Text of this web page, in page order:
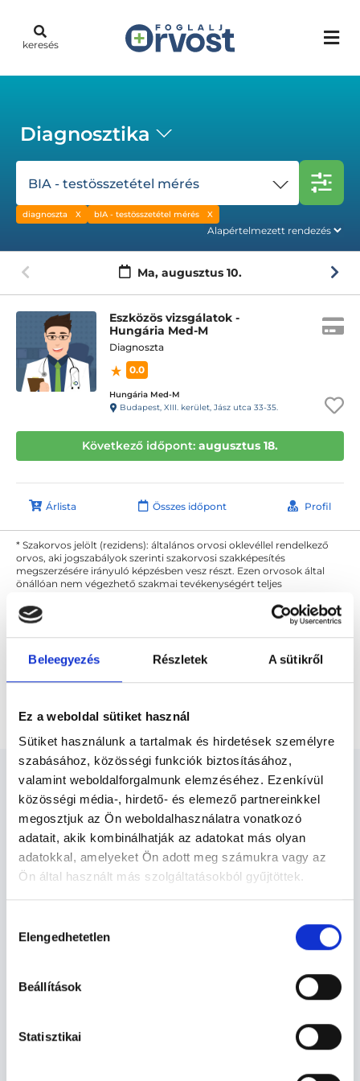
Beleegyezés Részletek A sütikről
Ez a weboldal sütiket használ
Sütiket használunk a tartalmak és hirdetések személyre
szabásához, közösségi funkciók biztosításához,
valamint weboldalforgalmunk elemzéséhez. Ezenkívül
közösségi média-, hirdető- és elemező partnereinkkel
megosztjuk az Ön weboldalhasználatra vonatkozó
adatait, akik kombinálhatják az adatokat más olyan
adatokkal, amelyeket Ön adott meg számukra vagy az
Ön által használt más szolgáltatásokból gyűjtöttek.
szabályzat:https://foglaljorvost.hu/info/foglaljorvost-
kiválasztása
Elengedhetetlen
Beállítások
Statisztikai
keresés
Diagnosztika
BIA - testösszetétel mérés
diagnoszta bIA - testösszetétel mérés
Ma, augusztus 10.
Eszközös vizsgálatok -
Hungária Med-M
Diagnoszta
0.0
Hungária Med-M
Budapest, XIII. kerület, Jász utca 33-35.
Következő időpont: augusztus 18.
Árlista Összes időpont Profil
* Szakorvos jelölt (rezidens): általános orvosi oklevéllel rendelkező
orvos, aki jogszabályok szerinti szakorvosi szakképesítés
megszerzésére irányuló képzésben vesz részt. Ezen orvosok által
önállóan nem végezhető szakmai tevékenységért teljes
szolgáltató szakorvosa az első részvizsgáig, utána pedig a
szakorvosjelölt önállóan láthat el feladatokat. A foglaljorvost.hu
felelősségét kizárja esetleges névazonosságért bármely szakorvos
Diagnoszta - Diagnosztika